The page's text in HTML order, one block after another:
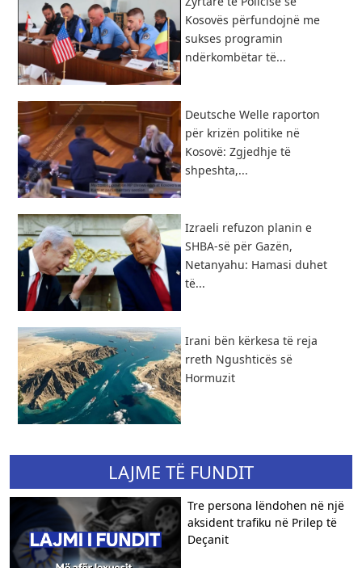
Kosovës përfundojnë me
sukses programin
ndërkombëtar të...
Deutsche Welle raporton
për krizën politike në
Kosovë: Zgjedhje të
shpeshta,...
Izraeli refuzon planin e
SHBA-së për Gazën,
Netanyahu: Hamasi duhet
të...
​Irani bën kërkesa të reja
rreth Ngushticës së
Hormuzit
LAJME TË FUNDIT
Tre persona lëndohen në një
aksident trafiku në Prilep të
Deçanit